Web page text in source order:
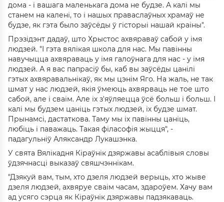
дома - і вашага маленькага дома не будзе. А калі мы
станем на калені, то і нашых праваслаўных храмаў не
будзе, як гэта было заўсёды ў гісторыі нашай краіны".
Прэзідэнт дадаў, што Хрыстос ахвяраваў сабой у імя
людзей. "І гэта вялікая школа для нас. Мы павінны
навучыцца ахвяраваць у імя галоўнага для нас - у імя
людзей. А я вас папрасіў бы, каб вы заўсёды цанілі
гэтых ахвяравальнікаў, як мы цэнім Яго. На жаль, не так
шмат у нас людзей, якія ўмеюць ахвярваць не тое што
сабой, але і сваім. Але іх з'яўляецца ўсё больш і больш. І
калі мы будзем цаніць гэтых людзей, іх будзе шмат.
Прынамсі, дастаткова. Таму мы іх павінны цаніць,
любіць і паважаць. Такая філасофія жыцця", -
падагульніў Аляксандр Лукашэнка.
У свята Вялікадня Кіраўнік дзяржавы асаблівыя словы
ўдзячнасці выказаў свяшчэннікам.
"Дзякуй вам, тым, хто дзеля людзей верыць, хто жыве
дзеля людзей, ахвяруе сваім часам, здароўем. Хачу вам
ад усяго сэрца як Кіраўнік дзяржавы падзякаваць.